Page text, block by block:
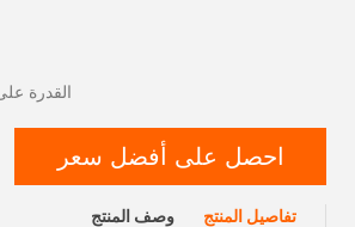
القدرة على
احصل على أفضل سعر
تفاصيل المنتج وصف المنتج